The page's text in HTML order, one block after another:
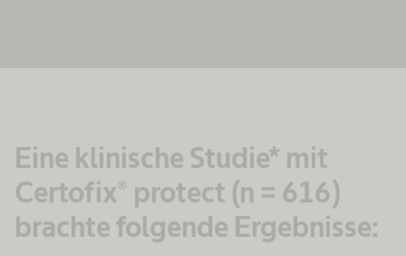
Eine klinische Studie* mit
Certofix® protect (n = 616)
brachte folgende Ergebnisse: